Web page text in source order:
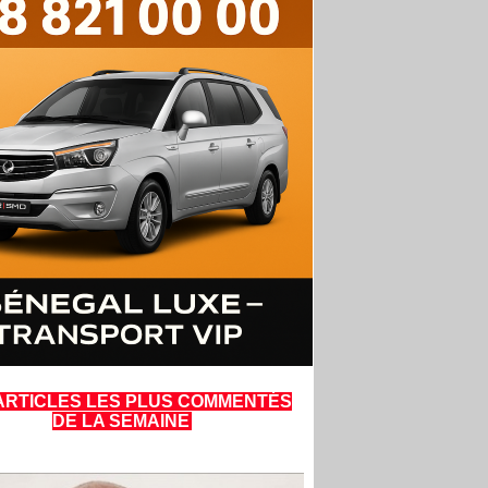
LES PLUS COMMENTÉS
DE LA SEMAINE